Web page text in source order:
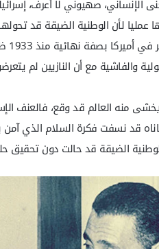
الإنساني، صهيوني لا أعرف،
عمليا لأن الوطنية الضيقة قد
والفاشية مع أن النازيين لم
منه العالم قد وقع، فالعنف
قد نسفت فكرة السلام الذي
الضيقة قد حالت دون تحقيق